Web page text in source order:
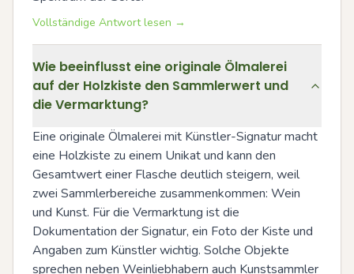
Vollständige Antwort lesen →
Wie beeinflusst eine originale Ölmalerei
auf der Holzkiste den Sammlerwert und
die Vermarktung?
Eine originale Ölmalerei mit Künstler-Signatur macht
eine Holzkiste zu einem Unikat und kann den
Gesamtwert einer Flasche deutlich steigern, weil
zwei Sammlerbereiche zusammenkommen: Wein
und Kunst. Für die Vermarktung ist die
Dokumentation der Signatur, ein Foto der Kiste und
Angaben zum Künstler wichtig. Solche Objekte
sprechen neben Weinliebhabern auch Kunstsammler